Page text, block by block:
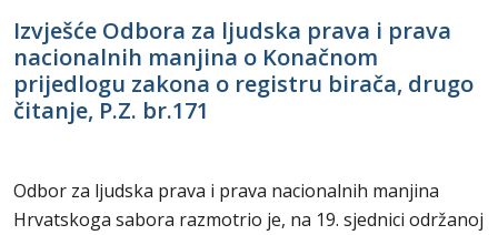
Izvješće Odbora za ljudska prava i prava
nacionalnih manjina o Konačnom
prijedlogu zakona o registru birača, drugo
čitanje, P.Z. br.171
Odbor za ljudska prava i prava nacionalnih manjina
Hrvatskoga sabora razmotrio je, na 19. sjednici održanoj